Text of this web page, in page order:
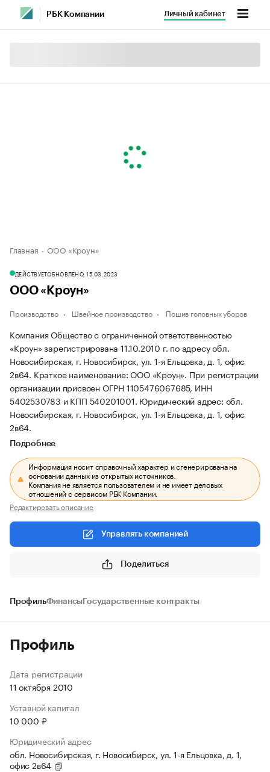
РБК Компании Личный кабинет
Главная ООО «Кроун»
ДЕЙСТВУЕТОБНОВЛЕНО, 15.03.2023
ООО «Кроун»
Производство Швейное производство Пошив головных уборов
Компания Общество с ограниченной ответственностью
«Кроун» зарегистрирована 11.10.2010 г. по адресу обл.
Новосибирская, г. Новосибирск, ул. 1-я Ельцовка, д. 1, офис
2в64. Краткое наименование: ООО «Кроун». При регистрации
организации присвоен ОГРН 1105476067685, ИНН
5402530783 и КПП 540201001. Юридический адрес: обл.
Новосибирская, г. Новосибирск, ул. 1-я Ельцовка, д. 1, офис
2в64.
Подробнее
Информация носит справочный характер и сгенерирована на
основании данных из открытых источников.
Компания не является пользователем и не имеет деловых
отношений с сервисом РБК Компании.
Редактировать описание
Управлять компанией
Поделиться
ПрофильФинансы Государственные контракты
Профиль
Дата регистрации
11 октября 2010
Уставной капитал
10 000 ₽
Юридический адрес
обл. Новосибирская, г. Новосибирск, ул. 1-я Ельцовка, д. 1,
офис 2в64